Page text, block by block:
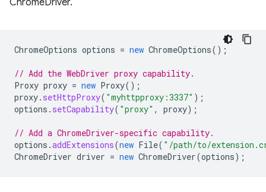
ChromeDriver.
ChromeOptions options = new ChromeOptions();
// Add the WebDriver proxy capability.
Proxy proxy = new Proxy();
proxy. setHttpProxy( "myhttpproxy:3337" );
options . setCapability( "proxy" , proxy);
// Add a ChromeDriver-specific capability.
options .addExtensions(new File( "/path/to/
ChromeDriver driver = new ChromeDriver(options);